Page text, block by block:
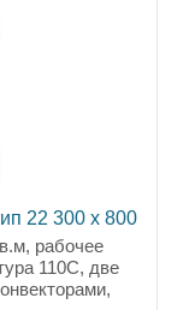
22 300 x 800
рабочее
110C, две